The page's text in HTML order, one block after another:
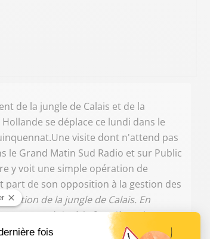
de la jungle de Calais et de la
se déplace ce lundi dans le
visite dont n'attend pas
le Grand Matin Sud Radio et sur Public
y voit une simple opération de
part de son opposition à la gestion des
de la jungle de Calais. En
reconduits à la frontière, alors
Il a également dénoncé l'Etat qui, selon